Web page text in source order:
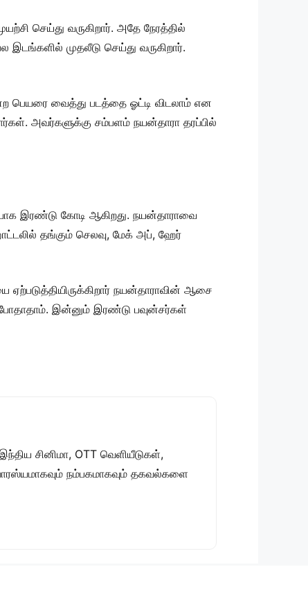
செய்து வருகிறார். அதே நேரத்தில்
இடங்களில் முதலீடு செய்து வருகிறார்.
பெயரை வைத்து படத்தை ஓட்டி விடலாம் என
அவர்களுக்கு சம்பளம் நயன்தாரா தரப்பில்
இரண்டு கோடி ஆகிறது. நயன்தாராவை
தங்கும் செலவு, மேக் அப், ஹேர்
நயன்தாராவின் ஆசை
இன்னும் இரண்டு பவுன்சர்கள்
சினிமா, OTT வெளியீடுகள்,
நம்பகமாகவும் தகவல்களை